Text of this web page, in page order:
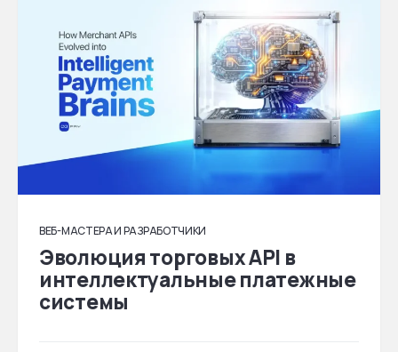
ВЕБ-МАСТЕРА И РАЗРАБОТЧИКИ
Эволюция торговых API в
интеллектуальные платежные
системы